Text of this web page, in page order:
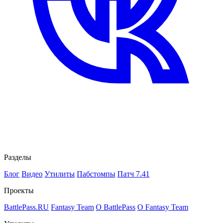
Разделы
Блог Видео Утилиты Пабстомпы Патч 7.41
Проекты
BattlePass.RU Fantasy Team О BattlePass О Fantasy Team